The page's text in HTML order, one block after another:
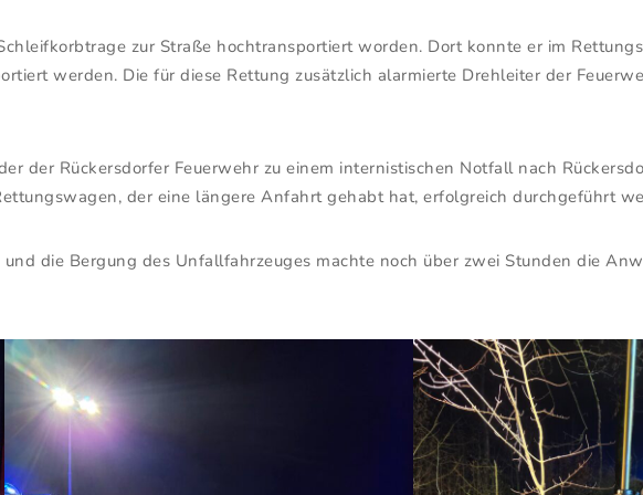
zur Straße hochtransportiert worden. Dort konnte er im
werden. Die für diese Rettung zusätzlich alarmierte Drehleiter der
der Rückersdorfer Feuerwehr zu einem internistischen Notfall nach
der eine längere Anfahrt gehabt hat, erfolgreich durchgeführt
die Bergung des Unfallfahrzeuges machte noch über zwei Stunden die